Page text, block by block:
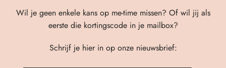
Wil je geen enkele kans op me-time missen? Of wil jij als
eerste die kortingscode in je mailbox?
Schrijf je hier in op onze nieuwsbrief: